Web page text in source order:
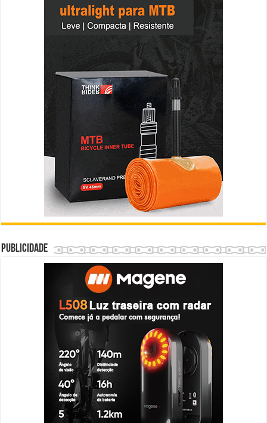
Publicidade